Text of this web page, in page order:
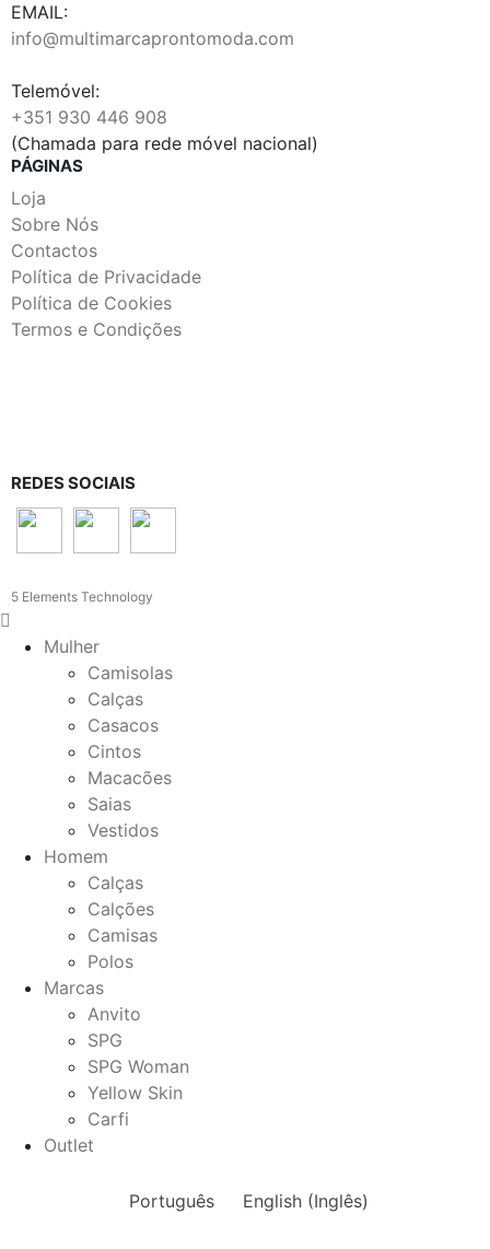
EMAIL:
info@multimarcaprontomoda.com
Telemóvel:
+351 930 446 908
(Chamada para rede móvel nacional)
PÁGINAS
Loja
Sobre Nós
Contactos
Política de Privacidade
Política de Cookies
Termos e Condições
REDES SOCIAIS
5 Elements Technology
Mulher
Camisolas
Calças
Casacos
Cintos
Macacões
Saias
Vestidos
Homem
Calças
Calções
Camisas
Polos
Marcas
Anvito
SPG
SPG Woman
Yellow Skin
Carfi
Outlet
Português English(Inglês)